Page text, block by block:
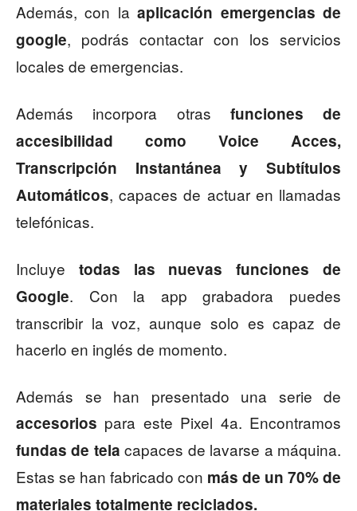
Además, con laaplicación emergencias de
google, podrás contactar con los servicios
locales de emergencias.
Además incorpora otras funciones de
accesibilidad como Voice Acces,
Transcripción Instantánea y Subtítulos
Automáticos, capaces de actuar en llamadas
telefónicas.
Incluye todas las nuevas funciones de
Google. Con la app grabadora puedes
transcribir la voz, aunque solo es capaz de
hacerlo en inglés de momento.
Además se han presentado una serie de
accesorios para este Pixel 4a. Encontramos
fundas de tela capaces de lavarse a máquina.
Estas se han fabricado con más de un 70% de
materiales totalmente reciclados.